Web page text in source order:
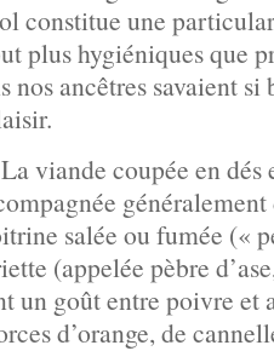
constitue une
plus hygiéniques que
nos ancêtres savaient
viande coupée en dés
généralement
salée ou fumée («
(appelée pèbre
un goût entre poivre
d’orange, de